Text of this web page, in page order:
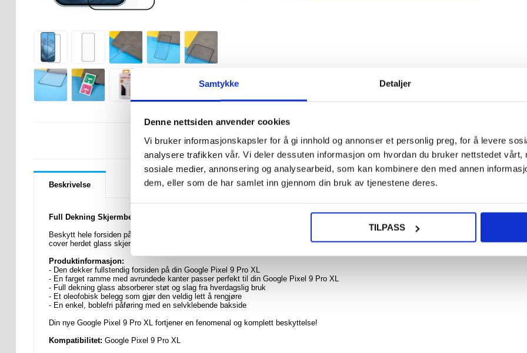
Samtykke Detaljer
Denne nettsiden anvender cookies
Vi bruker informasjonskapsler for å gi innhold og annonser et personlig preg, for å levere
analysere trafikken vår. Vi deler dessuten informasjon om hvordan du bruker nettstedet vårt,
sosiale medier, annonsering og analysearbeid, som kan kombinere den med annen
dem, eller som de har samlet inn gjennom din bruk av tjenestene deres.
TILPASS
LURER DU PÅ NOE? SPØR OSS! LIVE CHAT
Beskrivelse
Full Dekning Skjermbeskyttere til Google Pixel 9 Pro XL
Beskytt hele forsiden på din Google Pixel 9 Pro XL med denne fenomenale, full deknings, herdet glass beskyttelsen med en farget ramme.
cover herdet glass skjermbeskyttelsen skaper en effektiv beskyttelse mot riper, smuss og mindre støt på skjermen på din Google Pixel 9
Produktinformasjon:
- Den dekker fullstendig forsiden på din Google Pixel 9 Pro XL
- En farget ramme med avrundede kanter passer perfekt til din Google Pixel 9 Pro XL
- Full dekning glass absorberer støt og slag fra hverdagslig bruk
- Et oleofobisk belegg som gjør den veldig lett å rengjøre
- En enkel, boblefri påføring med en selvklebende bakside
Din nye Google Pixel 9 Pro XL fortjener en fenomenal og komplett beskyttelse!
Kompatibilitet: Google Pixel 9 Pro XL
TPU-
g